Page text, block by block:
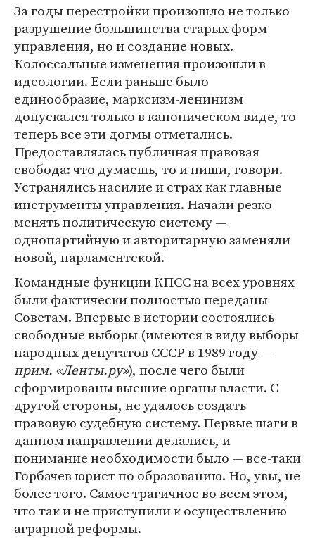
За годы перестройки произошло не только
разрушение большинства старых форм
управления, но и создание новых.
Колоссальные изменения произошли в
идеологии. Если раньше было
единообразие, марксизм-ленинизм
допускался только в каноническом виде, то
теперь все эти догмы отметались.
Предоставлялась публичная правовая
свобода: что думаешь, то и пиши, говори.
Устранялись насилие и страх как главные
инструменты управления. Начали резко
менять политическую систему —
однопартийную и авторитарную заменяли
новой, парламентской.
Командные функции КПСС на всех уровнях
были фактически полностью переданы
Советам. Впервые в истории состоялись
свободные выборы (имеются в виду выборы
народных депутатов СССР в 1989 году —
прим. «Ленты.ру»), после чего были
сформированы высшие органы власти. С
другой стороны, не удалось создать
правовую судебную систему. Первые шаги в
данном направлении делались, и
понимание необходимости было — все-таки
Горбачев юрист по образованию. Но, увы, не
более того. Самое трагичное во всем этом,
что так и не приступили к осуществлению
аграрной реформы.